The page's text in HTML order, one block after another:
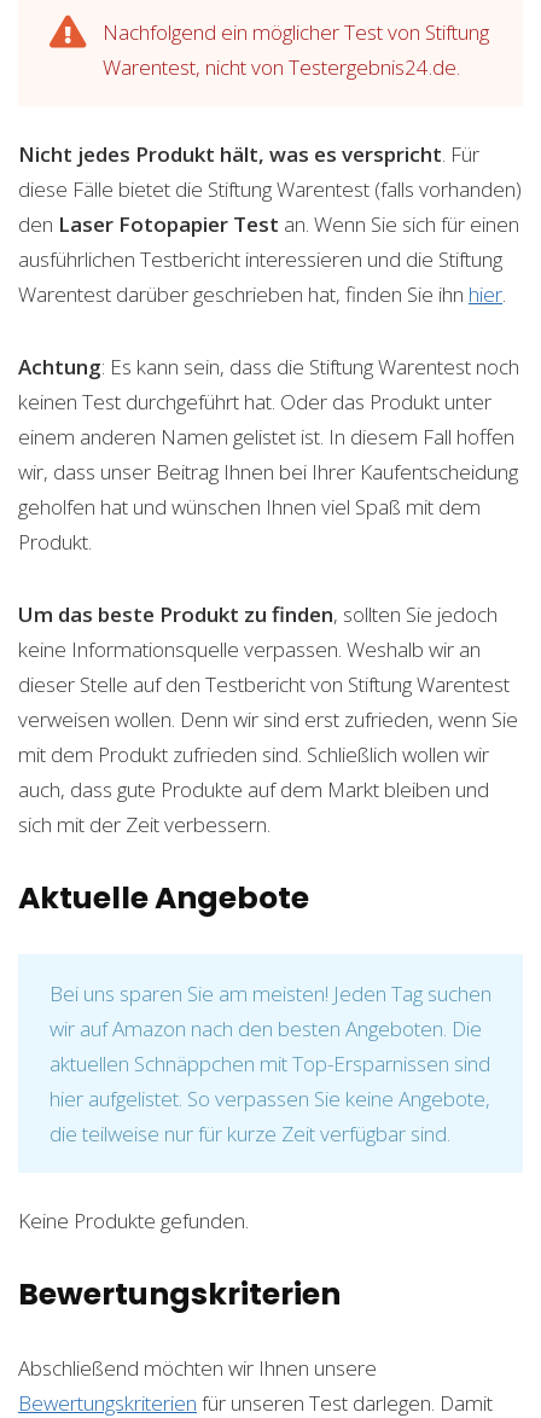
Nachfolgend ein möglicher Test von Stiftung
Warentest, nicht von Testergebnis24.de.
Nicht jedes Produkt hält, was es verspricht. Für
diese Fälle bietet die Stiftung Warentest (falls vorhanden)
den Laser Fotopapier Test an. Wenn Sie sich für einen
ausführlichen Testbericht interessieren und die Stiftung
Warentest darüber geschrieben hat, finden Sie ihn hier.
Achtung: Es kann sein, dass die Stiftung Warentest noch
keinen Test durchgeführt hat. Oder das Produkt unter
einem anderen Namen gelistet ist. In diesem Fall hoffen
wir, dass unser Beitrag Ihnen bei Ihrer Kaufentscheidung
geholfen hat und wünschen Ihnen viel Spaß mit dem
Produkt.
Um das beste Produkt zu finden, sollten Sie jedoch
keine Informationsquelle verpassen. Weshalb wir an
dieser Stelle auf den Testbericht von Stiftung Warentest
verweisen wollen. Denn wir sind erst zufrieden, wenn Sie
mit dem Produkt zufrieden sind. Schließlich wollen wir
auch, dass gute Produkte auf dem Markt bleiben und
sich mit der Zeit verbessern.
Aktuelle Angebote
Bei uns sparen Sie am meisten! Jeden Tag suchen
wir auf Amazon nach den besten Angeboten. Die
aktuellen Schnäppchen mit Top-Ersparnissen sind
hier aufgelistet. So verpassen Sie keine Angebote,
die teilweise nur für kurze Zeit verfügbar sind.
Keine Produkte gefunden.
Bewertungskriterien
Abschließend möchten wir Ihnen unsere
Bewertungskriterien für unseren Test darlegen. Damit